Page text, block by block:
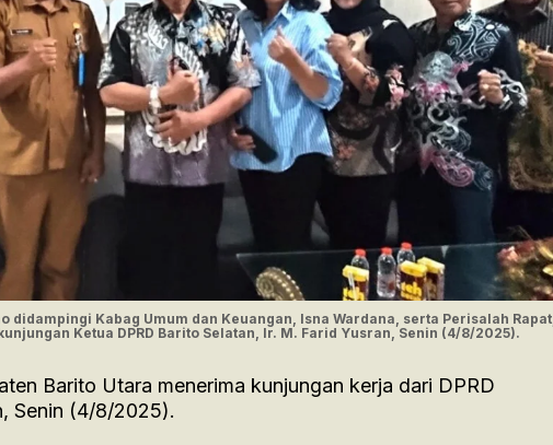
didampingi Kabag Umum dan Keuangan, Isna Wardana, serta Perisalah Rapat,
Ketua DPRD Barito Selatan, Ir. M. Farid Yusran, Senin (4/8/2025).
Barito Utara menerima kunjungan kerja dari DPRD
Senin (4/8/2025).